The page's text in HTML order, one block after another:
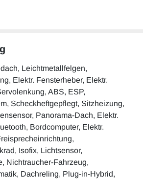
Leichtmetallfelgen,
Elektr. Fensterheber, Elektr.
ABS, ESP,
Scheckheftgepflegt, Sitzheizung,
Panorama-Dach, Elektr.
Bordcomputer, Elektr.
Isofix, Lichtsensor,
Nichtraucher-Fahrzeug,
Dachreling, Plug-in-Hybrid,